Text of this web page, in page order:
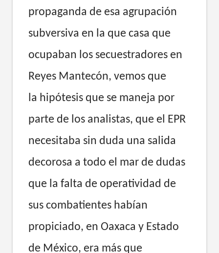
propaganda de esa agrupación
subversiva en la que casa que
ocupaban los secuestradores en
Reyes Mantecón, vemos que
la hipótesis que se maneja por
parte de los analistas, que el EPR
necesitaba sin duda una salida
decorosa a todo el mar de dudas
que la falta de operatividad de
sus combatientes habían
propiciado, en Oaxaca y Estado
de México, era más que